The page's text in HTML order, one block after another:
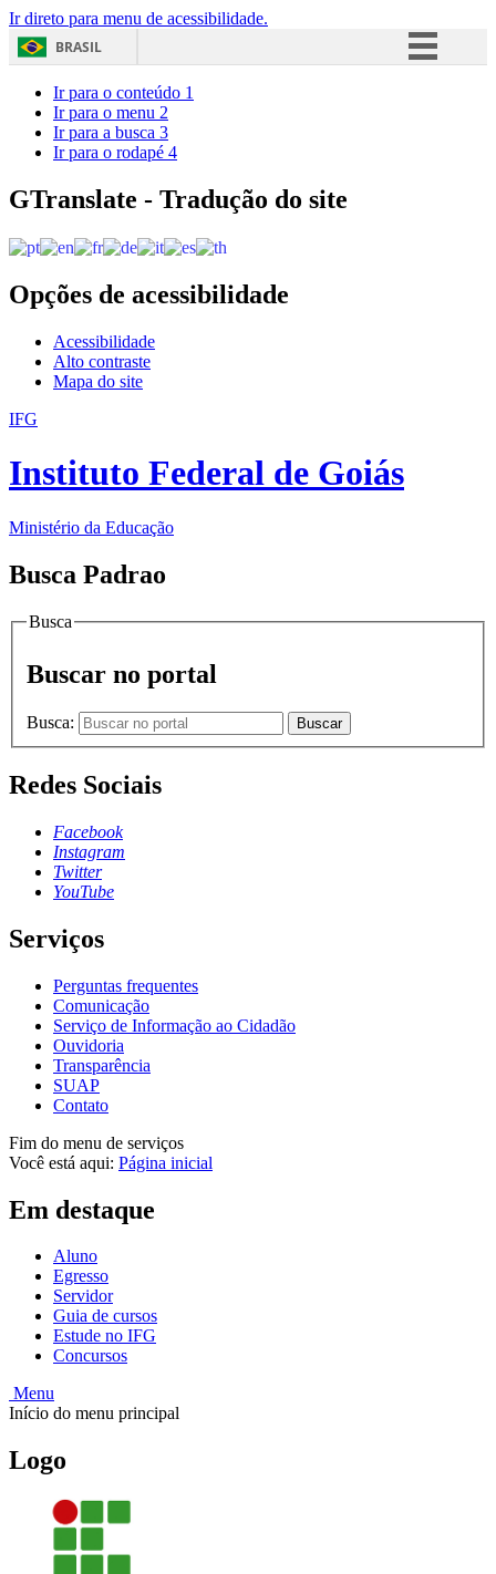
Ir direto para menu de acessibilidade.
BRASIL
Acesso à informação
Ir para o conteúdo 1
Ir para o menu 2
Ir para a busca 3
Ir para o rodapé 4
GTranslate - Tradução do site
Opções de acessibilidade
Acessibilidade
Alto contraste
Mapa do site
IFG
Instituto Federal de Goiás
Ministério da Educação
Busca Padrao
Busca
Buscar no portal
Busca: Buscar
Redes Sociais
Facebook
Instagram
Twitter
YouTube
Serviços
Perguntas frequentes
Comunicação
Serviço de Informação ao Cidadão
Ouvidoria
Transparência
SUAP
Contato
Fim do menu de serviços
Você está aqui: Página inicial
Em destaque
Aluno
Egresso
Servidor
Guia de cursos
Estude no IFG
Concursos
Menu
Início do menu principal
Logo